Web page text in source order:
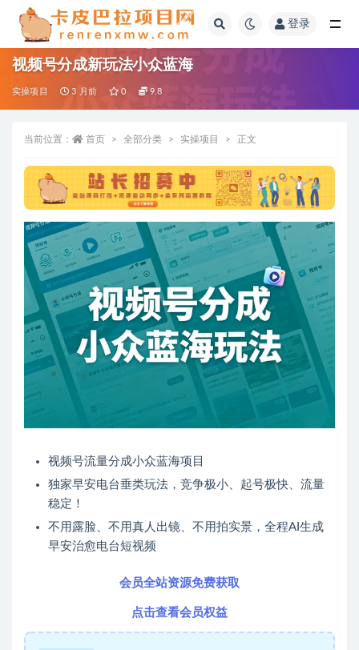
登录
视频号分成新玩法小众蓝海
实操项目 3 月前 0 9.8
当前位置： 首页 全部分类 实操项目 正文
视频号流量分成小众蓝海项目
独家早安电台垂类玩法，竞争极小、起号极快、流量
稳定！
不用露脸、不用真人出镜、不用拍实景，全程AI生成
早安治愈电台短视频
会员全站资源免费获取
点击查看会员权益
全部